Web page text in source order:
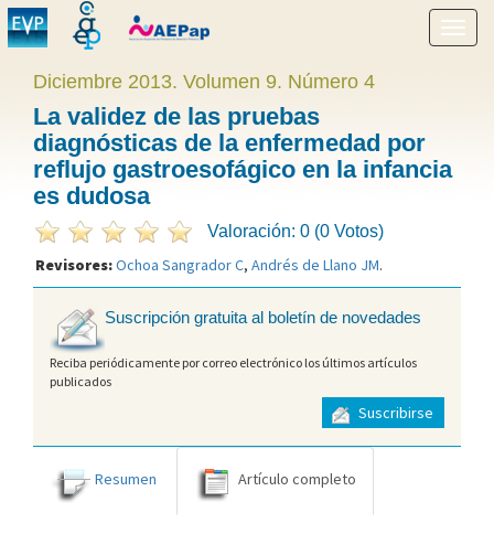
menú
Diciembre 2013. Volumen 9. Número 4
La validez de las pruebas
diagnósticas de la enfermedad por
reflujo gastroesofágico en la infancia
es dudosa
Valoración: 0 (0 Votos)
Revisores:Ochoa Sangrador C, Andrés de Llano JM.
Suscripción gratuita al boletín de novedades
Reciba periódicamente por correo electrónico los últimos artículos
publicados
Suscribirse
Resumen Artículo completo